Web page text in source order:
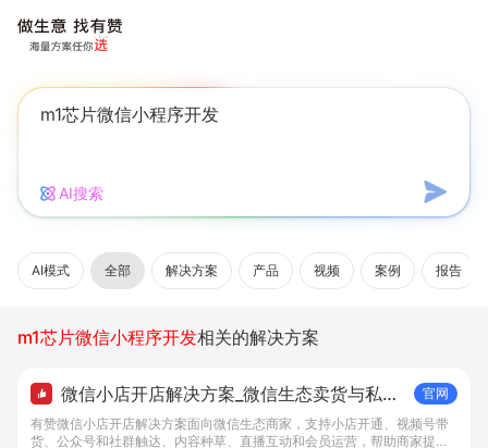
AI搜索
AI模式 全部 解决方案 产品 视频 案例 报告
m1芯片微信小程序开发相关的解决方案
微信小店开店解决方案_微信生态卖货与私域
经营 - 做生意, 找有赞
官网
有赞微信小店开店解决方案面向微信生态商家，支持小店开通、视频号带
货、公众号和社群触达、内容种草、直播互动和会员运营，帮助商家提升